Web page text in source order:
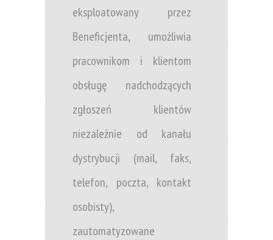
eksploatowany przez
Beneficjenta, umożliwia
pracownikom i klientom
obsługę nadchodzących
zgłoszeń klientów
niezależnie od kanału
dystrybucji (mail, faks,
telefon, poczta, kontakt
osobisty),
zautomatyzowane